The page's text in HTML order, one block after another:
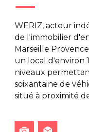
WERIZ, acteur
de l'immobilier
Marseille
un local d'environ
niveaux
soixantaine de
situé à proximité